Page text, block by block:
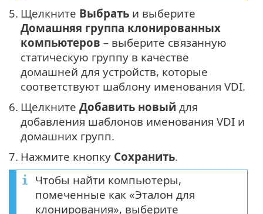
5. Щелкните Выбрать и выберите
Домашняя группа клонированных
компьютеров – выберите связанную
статическую группу в качестве
домашней для устройств, которые
соответствуют шаблону именования VDI.
6. Щелкните Добавить новый для
добавления шаблонов именования VDI и
домашних групп.
7. Нажмите кнопку Сохранить.
Чтобы найти компьютеры,
помеченные как «Эталон для
клонирования», выберите